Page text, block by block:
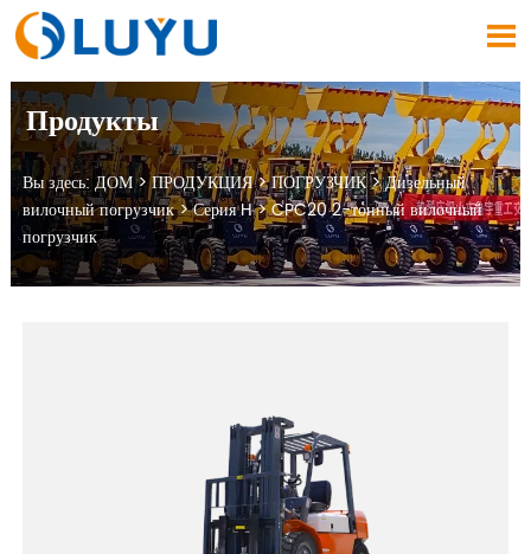

Продукты
Вы здесь:ДОМ>ПРОДУКЦИЯ>ПОГРУЗЧИК>Дизельный
вилочный погрузчик>Серия H>CPC20 2-тонный вилочный
погрузчик